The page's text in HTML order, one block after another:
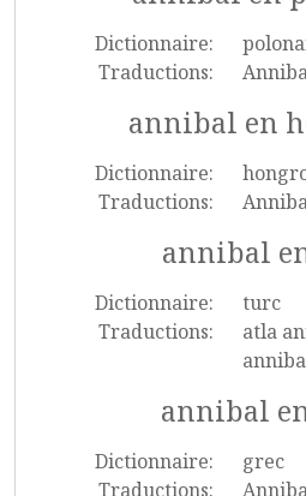
Dictionnaire:
Traductions:
annibal en
Dictionnaire:
Traductions:
annibal
Dictionnaire:
turc
Traductions:
atla
annibal
Dictionnaire:
grec
Traductions: